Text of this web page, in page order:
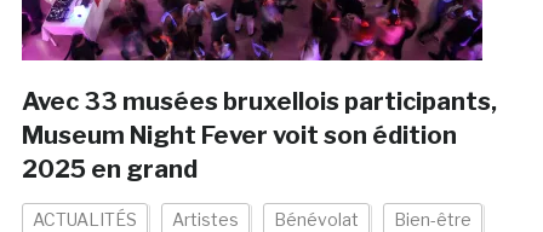
Avec 33 musées bruxellois participants,
Museum Night Fever voit son édition
2025 en grand
ACTUALITÉS Artistes Bénévolat Bien-être